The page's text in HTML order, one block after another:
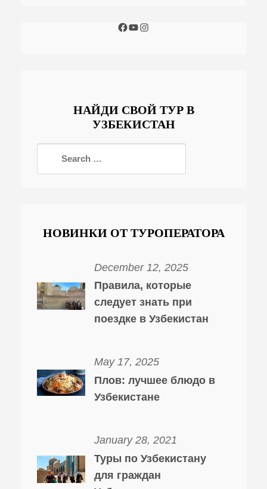
НАЙДИ СВОЙ ТУР В
УЗБЕКИСТАН
НОВИНКИ ОТ ТУРОПЕРАТОРА
December 12, 2025
Правила, которые
следует знать при
поездке в Узбекистан
May 17, 2025
Плов: лучшее блюдо в
Узбекистане
January 28, 2021
Туры по Узбекистану
для граждан